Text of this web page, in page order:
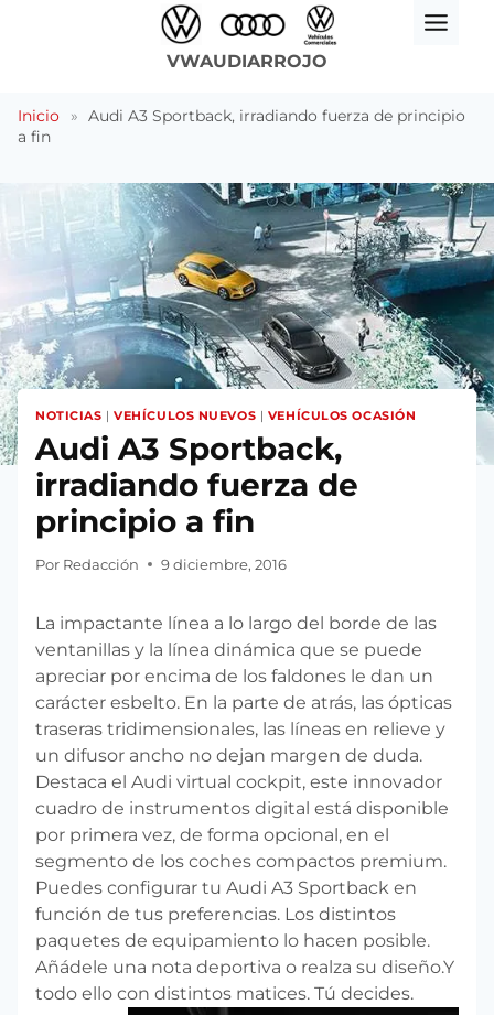
VWAUDIARROJO
Inicio » Audi A3 Sportback, irradiando fuerza de principio
a fin
NOTICIAS |VEHÍCULOS NUEVOS | VEHÍCULOS OCASIÓN
Audi A3 Sportback,
irradiando fuerza de
principio a fin
Por Redacción 9 diciembre, 2016
La impactante línea a lo largo del borde de las
ventanillas y la línea dinámica que se puede
apreciar por encima de los faldones le dan un
carácter esbelto. En la parte de atrás, las ópticas
traseras tridimensionales, las líneas en relieve y
un difusor ancho no dejan margen de duda.
Destaca el Audi virtual cockpit, este innovador
cuadro de instrumentos digital está disponible
por primera vez, de forma opcional, en el
segmento de los coches compactos premium.
Puedes configurar tu Audi A3 Sportback en
función de tus preferencias. Los distintos
paquetes de equipamiento lo hacen posible.
Añádele una nota deportiva o realza su diseño.Y
todo ello con distintos matices. Tú decides.